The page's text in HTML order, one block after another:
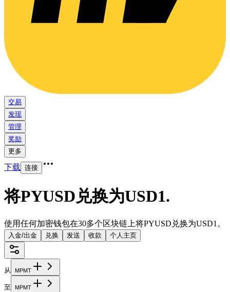
交易
发现
管理
奖励
更多
下载 连接
将PYUSD兑换为USD1.
使用任何加密钱包在30多个区块链上将PYUSD兑换为USD1。
入金/出金 兑换 发送 收款 个人主页
从 MPMT
至 MPMT